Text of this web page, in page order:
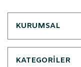
KURUMSAL
KATEGORİLER